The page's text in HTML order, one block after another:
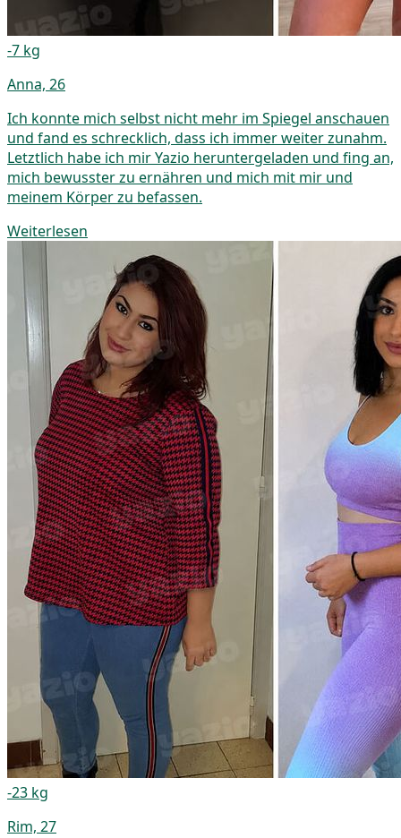
-7 kg
Anna, 26
Ich konnte mich selbst nicht mehr im Spiegel anschauen
und fand es schrecklich, dass ich immer weiter zunahm.
Letztlich habe ich mir Yazio heruntergeladen und fing an,
mich bewusster zu ernähren und mich mit mir und
meinem Körper zu befassen.
Weiterlesen
-23 kg
Rim, 27